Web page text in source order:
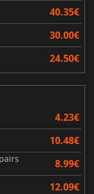
40.35€
30.00€
24.50€
4.23€
10.48€
8.99€
12.09€